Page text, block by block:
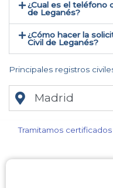
¿Cual es el teléfono
de Leganés​?
¿Cómo hacer la
Civil de Leganés​?
Principales registros
Madrid
Tramitamos